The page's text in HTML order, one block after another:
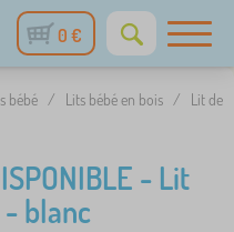
0 €
bébé / Lits bébé en bois /
Lit de
- Lit
- blanc